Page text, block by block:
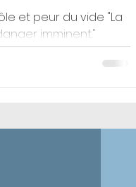
et peur du vide "La
imminent."
appelée peur du vide
pas à une